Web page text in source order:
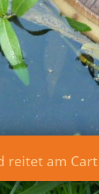
reitet am